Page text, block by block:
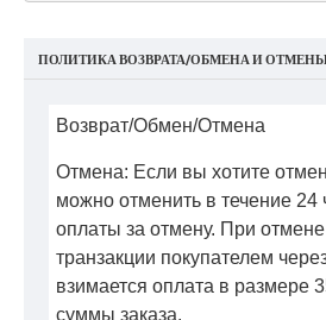
ПОЛИТИКА ВОЗВРАТА/ОБМЕНА И
Возврат/Обмен/Отмена
Отмена: Если вы хотите
можно отменить в течение 24
оплаты за отмену. При отмене
транзакции покупателем
взимается оплата в размере
суммы заказа.